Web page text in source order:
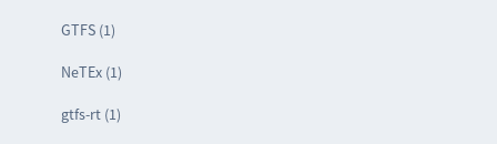
GTFS (1)
NeTEx (1)
gtfs-rt (1)